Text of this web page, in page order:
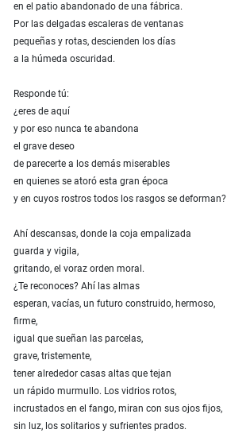
en el patio abandonado de una fábrica.
Por las delgadas escaleras de ventanas
pequeñas y rotas, descienden los días
a la húmeda oscuridad.
Responde tú:
¿eres de aquí
y por eso nunca te abandona
el grave deseo
de parecerte a los demás miserables
en quienes se atoró esta gran época
y en cuyos rostros todos los rasgos se deforman?
Ahí descansas, donde la coja empalizada
guarda y vigila,
gritando, el voraz orden moral.
¿Te reconoces? Ahí las almas
esperan, vacías, un futuro construido, hermoso,
firme,
igual que sueñan las parcelas,
grave, tristemente,
tener alrededor casas altas que tejan
un rápido murmullo. Los vidrios rotos,
incrustados en el fango, miran con sus ojos fijos,
sin luz, los solitarios y sufrientes prados.